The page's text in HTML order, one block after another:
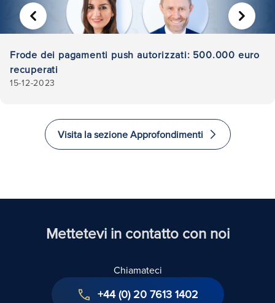
Frode dei pagamenti push autorizzati: 500.000 euro
recuperati
15-12-2023
PRECEDENTE AVANTI
Visita la sezione Approfondimenti
Mettetevi in contatto con noi
Chiamateci
+44 (0) 20 7613 1402